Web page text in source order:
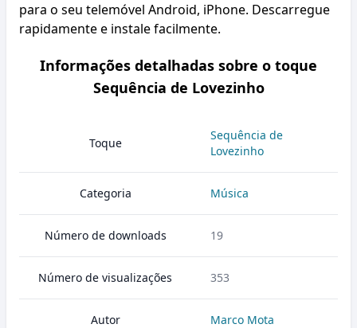
para o seu telemóvel Android, iPhone. Descarregue
rapidamente e instale facilmente.
Informações detalhadas sobre o toque
Sequência de Lovezinho
Toque
Sequência de
Lovezinho
Categoria Música
Número de downloads 19
Número de visualizações 353
Autor Marco Mota